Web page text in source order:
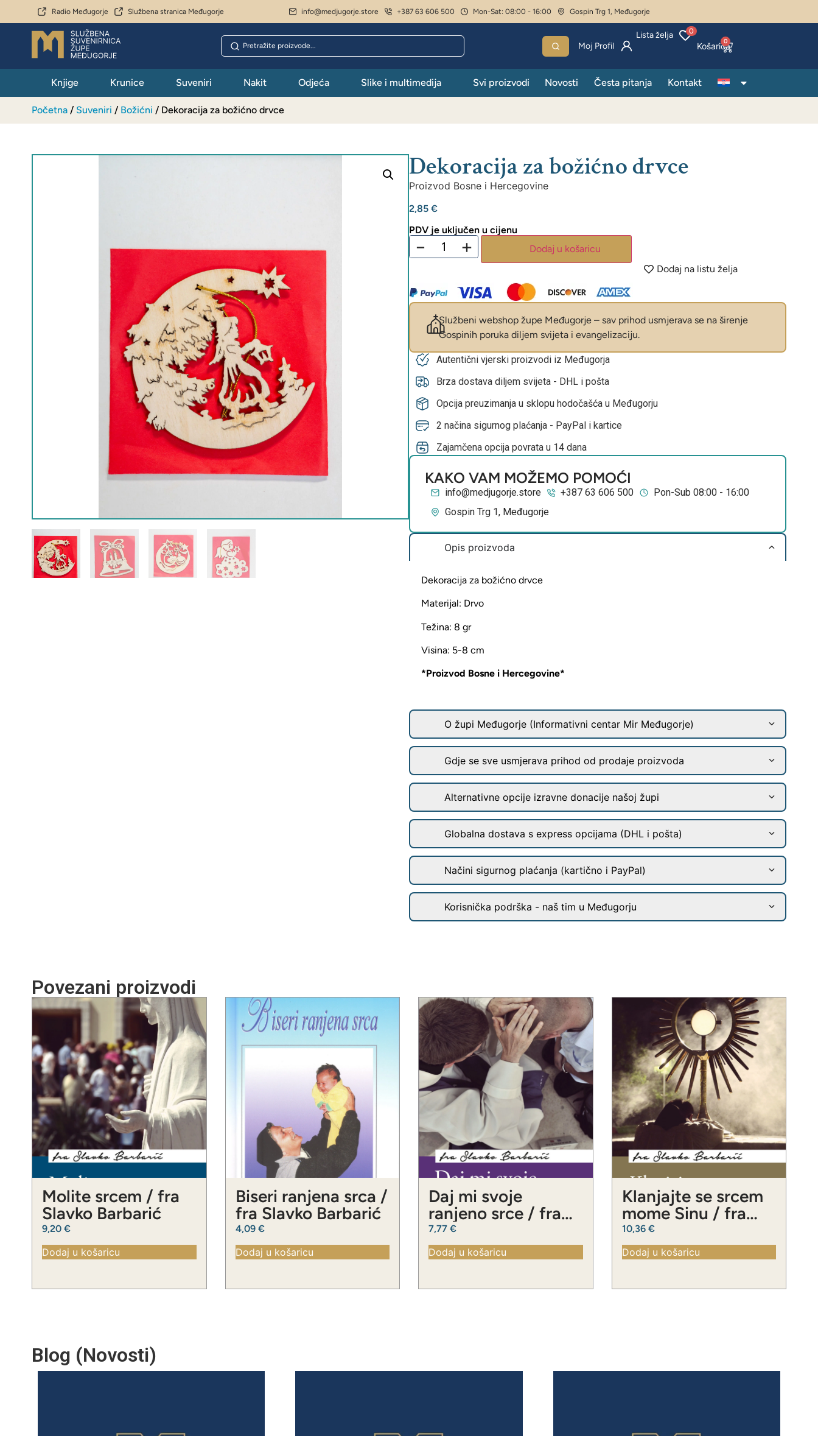
Radio Međugorje Službena stranica Međugorje info@medjugorje.store +387 63 606 500 Mon-Sat: 08:00 - 16:00 Gospin Trg 1, Međugorje
Lista želja 0
Moj Profil 0
Knjige Krunice Suveniri Nakit Odjeća Slike i multimedija Svi proizvodi Novosti Česta pitanja Kontakt
Početna / Suveniri / Božićni / Dekoracija za božićno drvce
Dekoracija za božićno drvce
Proizvod Bosne i Hercegovine
2,85 €
PDV je uključen u cijenu
− +
Dodaj u košaricu
Dodaj na listu želja
Službeni webshop župe Međugorje – sav prihod usmjerava se na širenje
Gospinih poruka diljem svijeta i evangelizaciju.
Autentični vjerski proizvodi iz Međugorja
Brza dostava diljem svijeta - DHL i pošta
Opcija preuzimanja u sklopu hodočašća u Međugorju
2 načina sigurnog plaćanja - PayPal i kartice
Zajamčena opcija povrata u 14 dana
KAKO VAM MOŽEMO POMOĆI
info@medjugorje.store +387 63 606 500
Pon-Sub 08:00 - 16:00
Gospin Trg 1, Međugorje
Opis proizvoda
Dekoracija za božićno drvce
Materijal: Drvo
Težina: 8 gr
Visina: 5-8 cm
*Proizvod Bosne i Hercegovine*
O župi Međugorje (Informativni centar Mir Međugorje)
Gdje se sve usmjerava prihod od prodaje proizvoda
Alternativne opcije izravne donacije našoj župi
Globalna dostava s express opcijama (DHL i pošta)
Načini sigurnog plaćanja (kartično i PayPal)
Korisnička podrška - naš tim u Međugorju
Povezani proizvodi
Molite srcem / fra
Slavko Barbarić
9,20 €
Dodaj u košaricu
Biseri ranjena srca /
fra Slavko Barbarić
4,09 €
Dodaj u košaricu
Daj mi svoje
ranjeno srce / fra
Slavko Barbarić
7,77 €
Dodaj u košaricu
Klanjajte se srcem
mome Sinu / fra
Slavko Barbarić
10,36 €
Dodaj u košaricu
Blog (Novosti)